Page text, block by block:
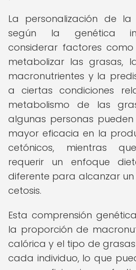
La personalización de
según la genética
considerar factores
metabolizar las grasas,
macronutrientes y la
a ciertas condiciones
metabolismo de las
algunas personas
mayor eficacia en la
cetónicos, mientras
requerir un enfoque
diferente para alcanzar
cetosis.
Esta comprensión
la proporción de
calórica y el tipo de
cada individuo, lo que